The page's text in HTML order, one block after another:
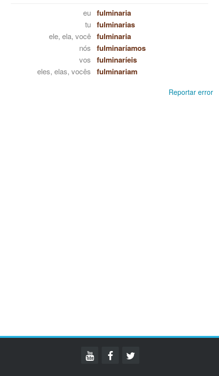
eu fulminaria
tu fulminarias
ele, ela, você fulminaria
nós fulminaríamos
vos fulminaríeis
eles, elas, vocês fulminariam
Reportar error